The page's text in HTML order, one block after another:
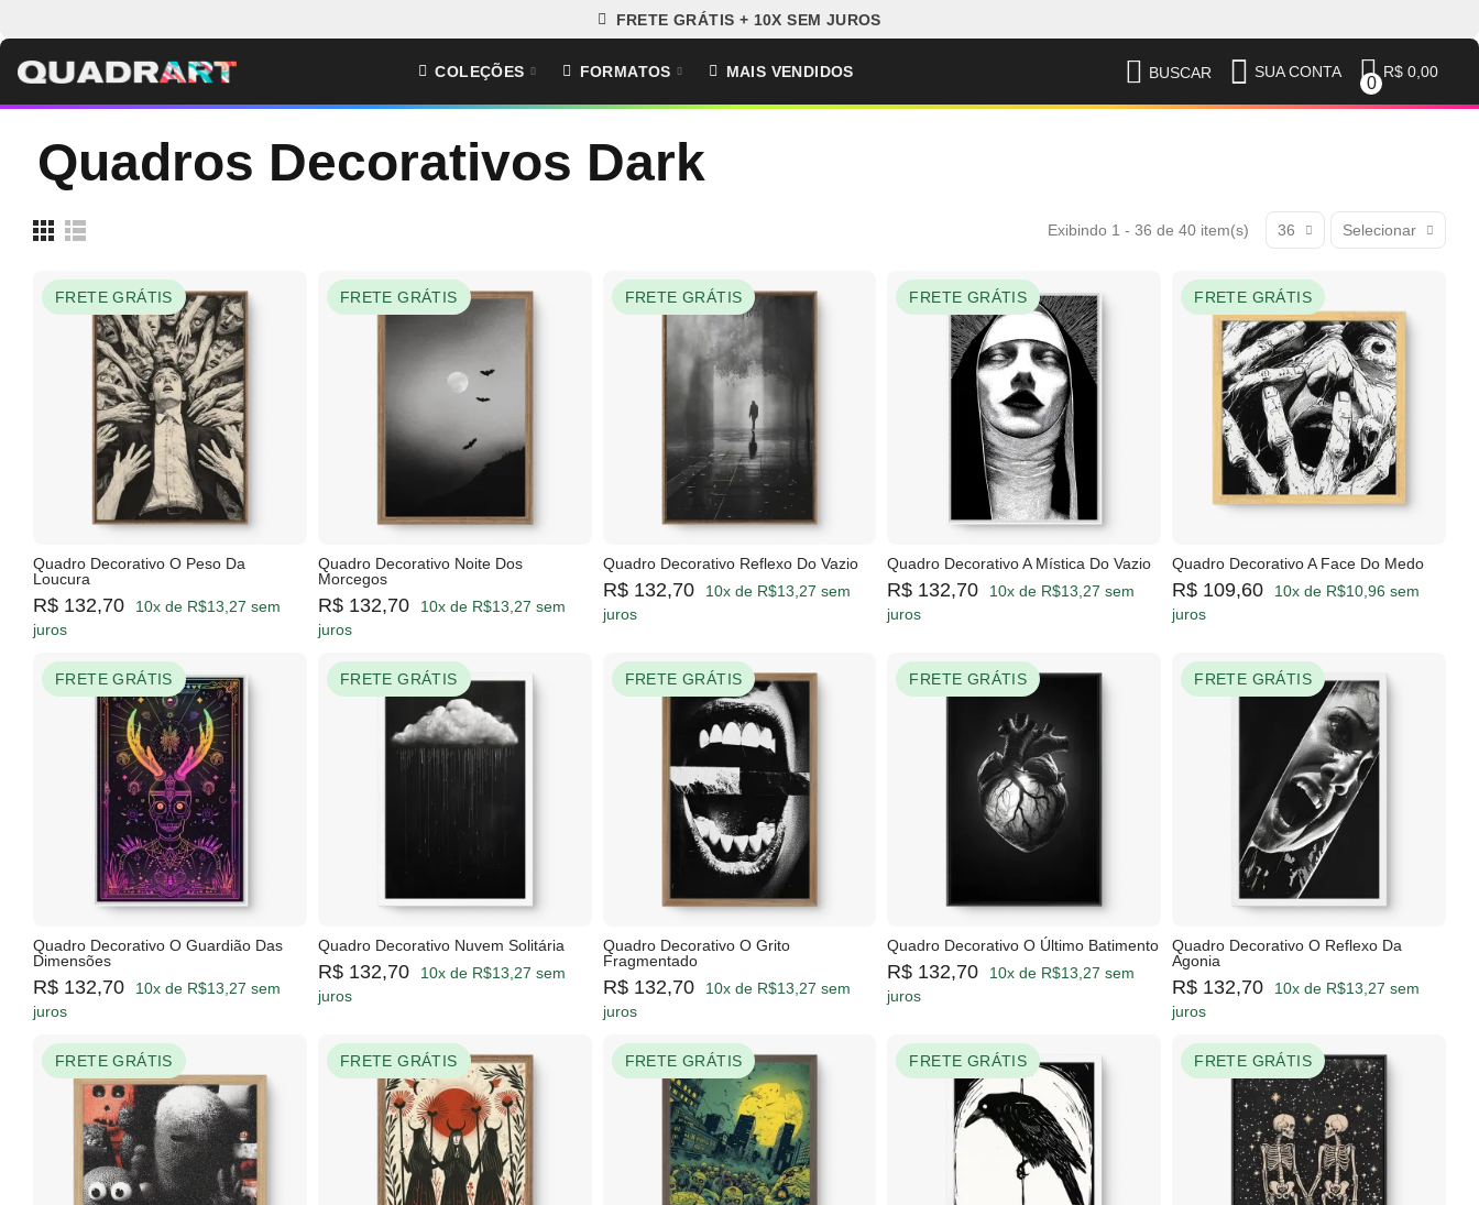
FRETE GRÁTIS + 10X SEM JUROS
COLEÇÕES FORMATOS MAIS VENDIDOS BUSCAR SUA CONTA
0
R$ 0,00
Quadros Decorativos Dark
Exibindo 1 - 36 de 40 item(s) 36 Selecionar
FRETE GRÁTIS
Quadro Decorativo O Peso Da
Loucura
R$ 132,70
10x de R$13,27 sem
juros
FRETE GRÁTIS
Quadro Decorativo Noite Dos
Morcegos
R$ 132,70
10x de R$13,27 sem
juros
FRETE GRÁTIS
Quadro Decorativo Reflexo Do Vazio
R$ 132,70
10x de R$13,27 sem
juros
FRETE GRÁTIS
Quadro Decorativo A Mística Do Vazio
R$ 132,70
10x de R$13,27 sem
juros
FRETE GRÁTIS
Quadro Decorativo A Face Do Medo
R$ 109,60
10x de R$10,96 sem
juros
FRETE GRÁTIS
Quadro Decorativo O Guardião Das
Dimensões
R$ 132,70
10x de R$13,27 sem
juros
FRETE GRÁTIS
Quadro Decorativo Nuvem Solitária
R$ 132,70
10x de R$13,27 sem
juros
FRETE GRÁTIS
Quadro Decorativo O Grito
Fragmentado
R$ 132,70
10x de R$13,27 sem
juros
FRETE GRÁTIS
Quadro Decorativo O Último Batimento
R$ 132,70
10x de R$13,27 sem
juros
FRETE GRÁTIS
Quadro Decorativo O Reflexo Da
Agonia
R$ 132,70
10x de R$13,27 sem
juros
FRETE GRÁTIS FRETE GRÁTIS FRETE GRÁTIS FRETE GRÁTIS FRETE GRÁTIS